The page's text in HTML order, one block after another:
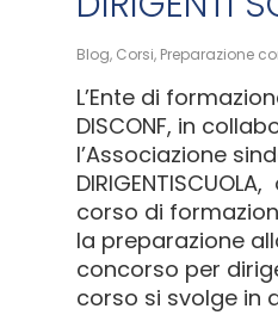
Blog, Corsi, Preparazione
L’Ente di
DISCONF, in
l’Associazione
corso di
la preparazione
concorso per
corso si svolge in